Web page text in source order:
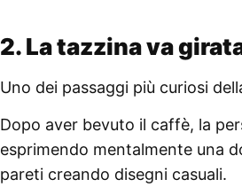
2. La tazzina va
Uno dei passaggi più curiosi
Dopo aver bevuto il caffè, la
esprimendo mentalmente una
pareti creando disegni casuali.